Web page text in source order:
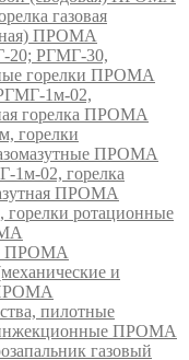
газовая
ПРОМА
20; РГМГ-30,
горелки ПРОМА
1м-02,
горелка ПРОМА
горелки
ПРОМА
02, горелка
ПРОМА
ротационные
ПРОМА
и
пилотные
ПРОМА
газовый